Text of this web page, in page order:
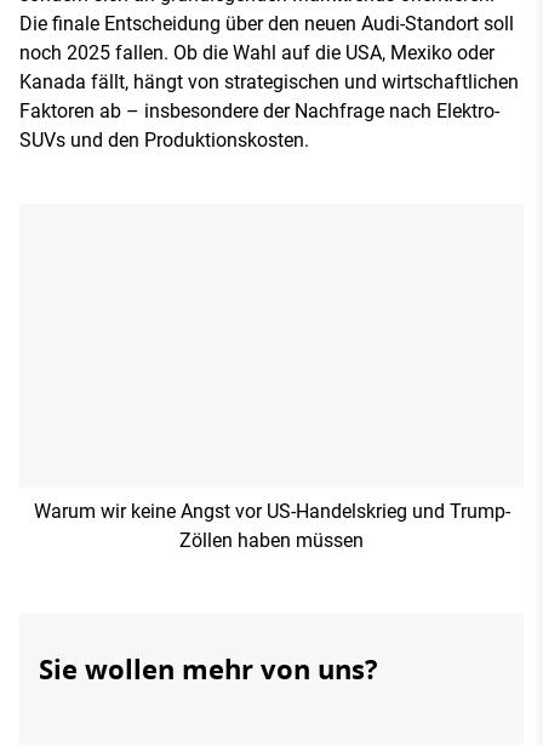
Die finale Entscheidung über den neuen Audi-Standort soll
noch 2025 fallen. Ob die Wahl auf die USA, Mexiko oder
Kanada fällt, hängt von strategischen und wirtschaftlichen
Faktoren ab – insbesondere der Nachfrage nach Elektro-
SUVs und den Produktionskosten.
Warum wir keine Angst vor US-Handelskrieg und Trump-
Zöllen haben müssen
Sie wollen mehr von uns?